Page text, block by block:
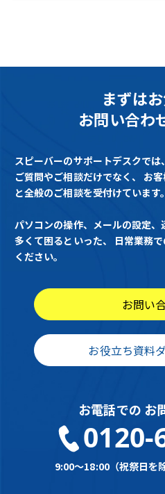
まずは
お問い合わ
スピーバーのサポートデスクで
ご質問やご相談だけでなく、 お
と全般のご相談を受付けています。
パソコンの操作、メールの設定
多くて困るといった、
日常業務
ください。
お問い
お役立ち資料
お電話での お
0120-
9:00～18:00（祝祭日を